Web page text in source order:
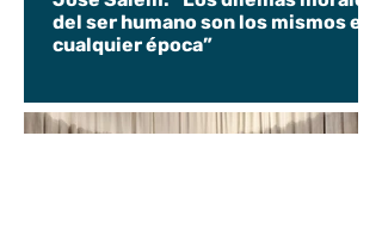
del ser humano son los mismos en
cualquier época”